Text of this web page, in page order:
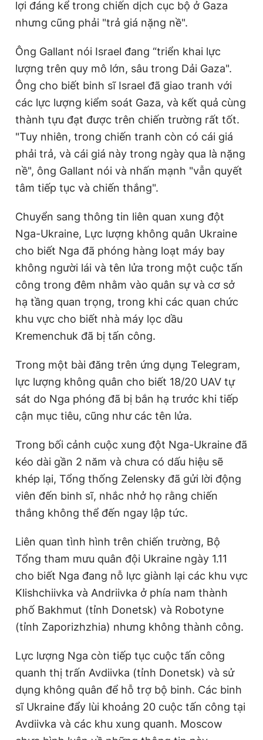
lợi đáng kể trong chiến dịch cục bộ ở Gaza
nhưng cũng phải "trả giá nặng nề".
Ông Gallant nói Israel đang “triển khai lực
lượng trên quy mô lớn, sâu trong Dải Gaza".
Ông cho biết binh sĩ Israel đã giao tranh với
các lực lượng kiểm soát Gaza, và kết quả cùng
thành tựu đạt được trên chiến trường rất tốt.
"Tuy nhiên, trong chiến tranh còn có cái giá
phải trả, và cái giá này trong ngày qua là nặng
nề", ông Gallant nói và nhấn mạnh "vẫn quyết
tâm tiếp tục và chiến thắng".
Chuyển sang thông tin liên quan xung đột
Nga-Ukraine, Lực lượng không quân Ukraine
cho biết Nga đã phóng hàng loạt máy bay
không người lái và tên lửa trong một cuộc tấn
công trong đêm nhằm vào quân sự và cơ sở
hạ tầng quan trọng, trong khi các quan chức
khu vực cho biết nhà máy lọc dầu
Kremenchuk đã bị tấn công.
Trong một bài đăng trên ứng dụng Telegram,
lực lượng không quân cho biết 18/20 UAV tự
sát do Nga phóng đã bị bắn hạ trước khi tiếp
cận mục tiêu, cũng như các tên lửa.
Trong bối cảnh cuộc xung đột Nga-Ukraine đã
kéo dài gần 2 năm và chưa có dấu hiệu sẽ
khép lại, Tổng thống Zelensky đã gửi lời động
viên đến binh sĩ, nhắc nhở họ rằng chiến
thắng không thể đến ngay lập tức.
Liên quan tình hình trên chiến trường, Bộ
Tổng tham mưu quân đội Ukraine ngày 1.11
cho biết Nga đang nỗ lực giành lại các khu vực
Klishchiivka và Andriivka ở phía nam thành
phố Bakhmut (tỉnh Donetsk) và Robotyne
(tỉnh Zaporizhzhia) nhưng không thành công.
Lực lượng Nga còn tiếp tục cuộc tấn công
quanh thị trấn Avdiivka (tỉnh Donetsk) và sử
dụng không quân để hỗ trợ bộ binh. Các binh
sĩ Ukraine đẩy lùi khoảng 20 cuộc tấn công tại
Avdiivka và các khu xung quanh. Moscow